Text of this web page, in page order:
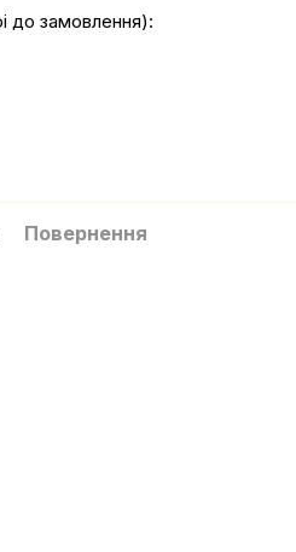
до замовлення):
Повернення